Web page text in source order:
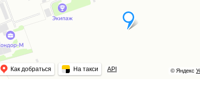
© Яндекс
Как добраться На такси API